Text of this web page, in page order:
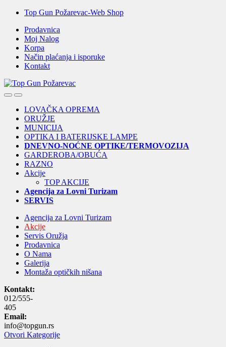
Skip
navigation
Skip
content
Top Gun Požarevac-Web Shop
Prodavnica
Moj Nalog
Korpa
Način plaćanja i isporuke
Kontakt
OpenClose
LOVAČKA OPREMA
ORUŽJE
MUNICIJA
OPTIKA I BATERIJSKE LAMPE
DNEVNO-NOĆNE OPTIKE/TERMOVOZIJA
GARDEROBA/OBUĆA
RAZNO
Akcije
TOP AKCIJE
Agencija za Lovni Turizam
SERVIS
Agencija za Lovni Turizam
Akcije
Servis Oružja
Prodavnica
O Nama
Galerija
Montaža optičkih nišana
Kontakt:
012/555-
405
Email:
info@topgun.rs
Otvori Kategorije